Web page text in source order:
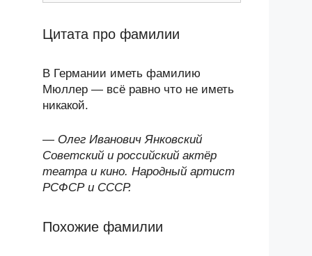
Цитата про фамилии
В Германии иметь фамилию
Мюллер — всё равно что не иметь
никакой.
— Олег Иванович Янковский
Советский и российский актёр
театра и кино. Народный артист
РСФСР и СССР.
Похожие фамилии